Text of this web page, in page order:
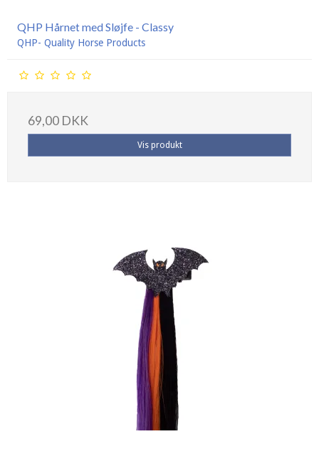
QHP Hårnet med Sløjfe - Classy
QHP- Quality Horse Products
69,00 DKK
Vis produkt